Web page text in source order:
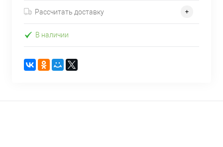
Рассчитать доставку
В наличии